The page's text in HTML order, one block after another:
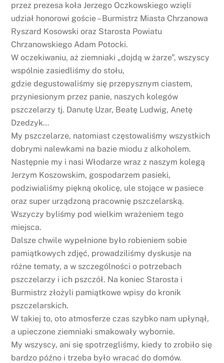
przez prezesa koła Jerzego Oczkowskiego wzięli
udział honorowi goście – Burmistrz Miasta Chrzanowa
Ryszard Kosowski oraz Starosta Powiatu
Chrzanowskiego Adam Potocki.
W oczekiwaniu, aż ziemniaki „dojdą w żarze”, wszyscy
wspólnie zasiedliśmy do stołu,
gdzie degustowaliśmy się przepysznym ciastem,
przyniesionym przez panie, naszych kolegów
pszczelarzy tj. Danutę Uzar, Beatę Ludwig, Anetę
Dzedzyk…
My pszczelarze, natomiast częstowaliśmy wszystkich
dobrymi nalewkami na bazie miodu z alkoholem.
Następnie my i nasi Włodarze wraz z naszym kolegą
Jerzym Koszowskim, gospodarzem pasieki,
podziwialiśmy piękną okolicę, ule stojące w pasiece
oraz super urządzoną pracownię pszczelarską.
Wszyczy byliśmy pod wielkim wrażeniem tego
miejsca.
Dalsze chwile wypełnione było robieniem sobie
pamiątkowych zdjęć, prowadziliśmy dyskusje na
różne tematy, a w szczególności o potrzebach
pszczelarzy i ich pszczół. Na koniec Starosta i
Burmistrz złożyli pamiątkowe wpisy do kronik
pszczelarskich.
W takiej to, oto atmosferze czas szybko nam upłynął,
a upieczone ziemniaki smakowały wybornie.
My wszyscy, ani się spotrzegliśmy, kiedy to zrobiło się
bardzo późno i trzeba było wracać do domów.